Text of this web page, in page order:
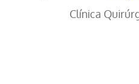
Clínica